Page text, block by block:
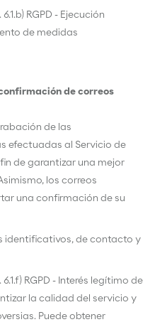
RGPD - Ejecución
de medidas
de correos
de las
efectuadas al Servicio de
de garantizar una mejor
los correos
una confirmación de su
identificativos, de contacto y
6.1.f) RGPD - Interés legítimo de
la calidad del servicio y
Puede obtener